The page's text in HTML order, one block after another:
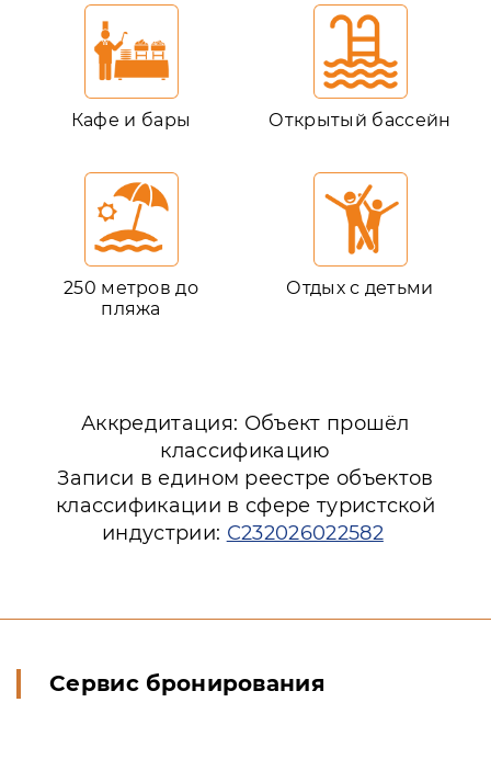
Кафе и бары Открытый бассейн
250 метров до
пляжа
Отдых с детьми
Аккредитация: Объект прошёл
классификацию
Записи в едином реестре объектов
классификации в сфере туристской
индустрии: С232026022582
Сервис бронирования